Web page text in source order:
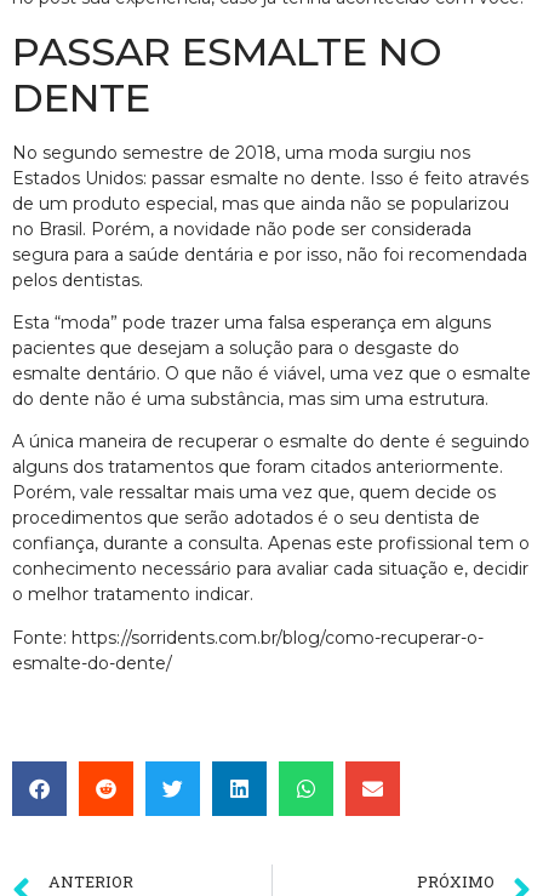
PASSAR ESMALTE NO
DENTE
No segundo semestre de 2018, uma moda surgiu nos
Estados Unidos: passar esmalte no dente. Isso é feito através
de um produto especial, mas que ainda não se popularizou
no Brasil. Porém, a novidade não pode ser considerada
segura para a saúde dentária e por isso, não foi recomendada
pelos dentistas.
Esta “moda” pode trazer uma falsa esperança em alguns
pacientes que desejam a solução para o desgaste do
esmalte dentário. O que não é viável, uma vez que o esmalte
do dente não é uma substância, mas sim uma estrutura.
A única maneira de recuperar o esmalte do dente é seguindo
alguns dos tratamentos que foram citados anteriormente.
Porém, vale ressaltar mais uma vez que, quem decide os
procedimentos que serão adotados é o seu dentista de
confiança, durante a consulta. Apenas este profissional tem o
conhecimento necessário para avaliar cada situação e, decidir
o melhor tratamento indicar.
Fonte: https://sorridents.com.br/blog/como-recuperar-o-
esmalte-do-dente/
ANTERIOR PRÓXIMO